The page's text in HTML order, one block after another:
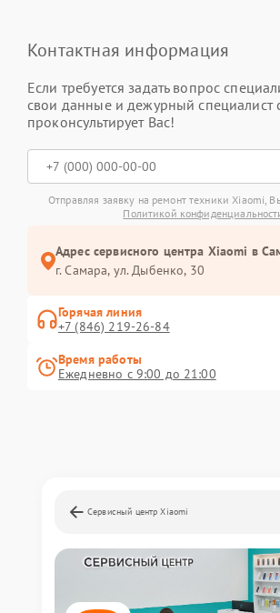
Контактная информация
Если требуется задать вопрос
свои данные и дежурный специалист
проконсультирует Вас!
Отправляя заявку на ремонт техники Xiaomi,
Политикой
Адрес сервисного центра Xiaomi в
г. Самара, ул. Дыбенко, 30
Горячая линия
+7 (846) 219-26-84
Время работы
Ежедневно с 9:00 до 21:00
Сервисный центр Xiaomi